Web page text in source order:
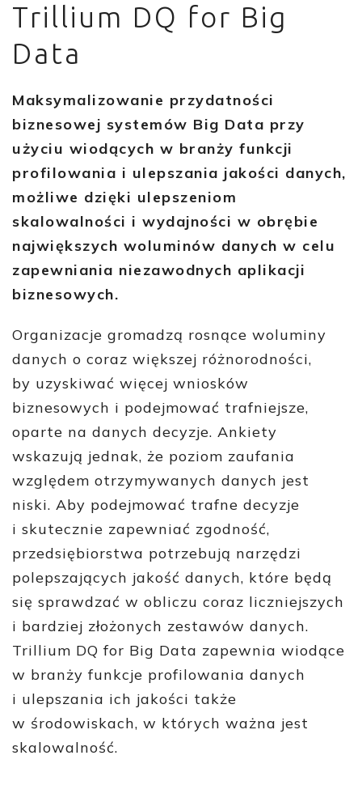
Trillium DQ for Big
Data
Maksymalizowanie przydatności
biznesowej systemów Big Data przy
użyciu wiodących w branży funkcji
profilowania i ulepszania jakości danych,
możliwe dzięki ulepszeniom
skalowalności i wydajności w obrębie
największych woluminów danych w celu
zapewniania niezawodnych aplikacji
biznesowych.
Organizacje gromadzą rosnące woluminy
danych o coraz większej różnorodności,
by uzyskiwać więcej wniosków
biznesowych i podejmować trafniejsze,
oparte na danych decyzje. Ankiety
wskazują jednak, że poziom zaufania
względem otrzymywanych danych jest
niski. Aby podejmować trafne decyzje
i skutecznie zapewniać zgodność,
przedsiębiorstwa potrzebują narzędzi
polepszających jakość danych, które będą
się sprawdzać w obliczu coraz liczniejszych
i bardziej złożonych zestawów danych.
Trillium DQ for Big Data zapewnia wiodące
w branży funkcje profilowania danych
i ulepszania ich jakości także
w środowiskach, w których ważna jest
skalowalność.